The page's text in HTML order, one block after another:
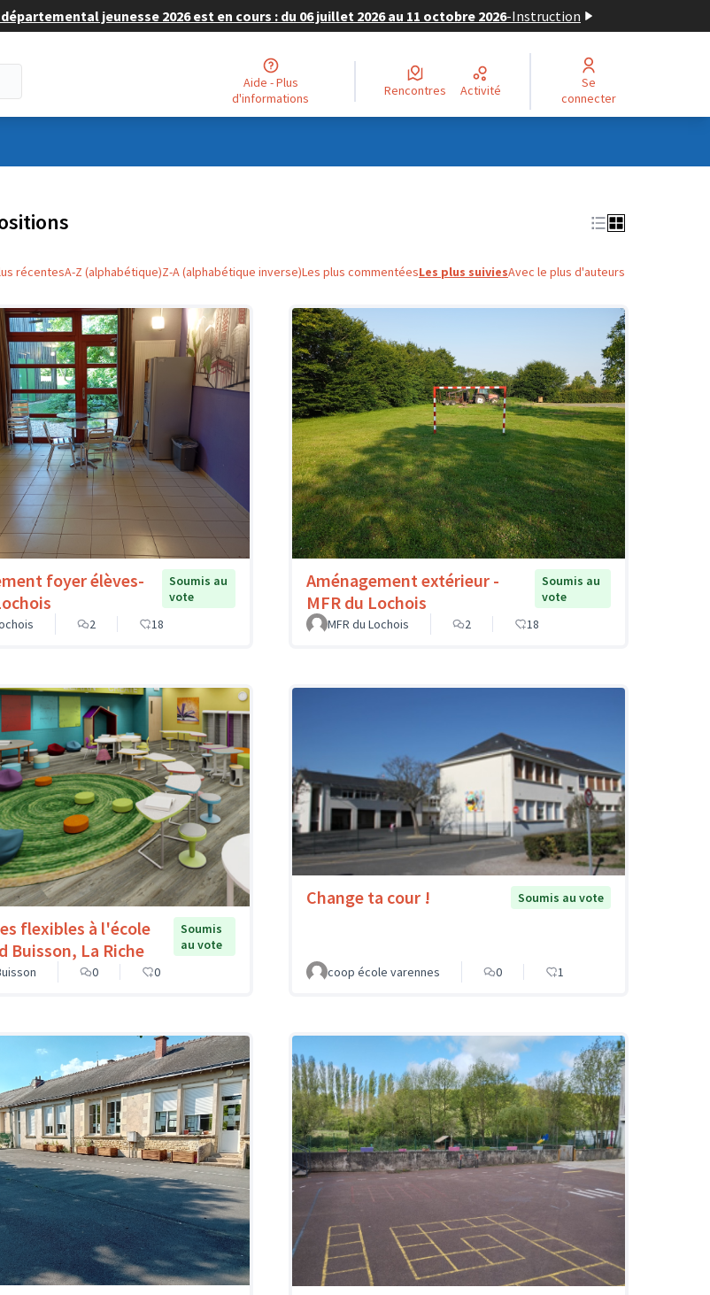
jeunesse 2026 est en cours : du 06 juillet 2026 au 11 octobre 2026-Instruction
Aide - Plus
d'informations
Rencontres Activité
Se
connecter
récentesA-Z (alphabétique)Z-A (alphabétique inverse)Les plus commentéesLes plus suiviesAvec le plus d'auteurs
foyer élèves-
Soumis au
vote
2 18
Aménagement extérieur -
MFR du Lochois
Soumis au
vote
MFR du Lochois
2 18
flexibles à l'école
Buisson, La Riche
Soumis
au vote
0 0
Change ta cour ! Soumis au vote
coop école varennes 0 1